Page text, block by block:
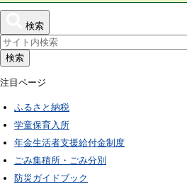
検索
検索
注目ページ
ふるさと納税
学童保育入所
年金生活者支援給付金制度
ごみ集積所・ごみ分別
防災ガイドブック